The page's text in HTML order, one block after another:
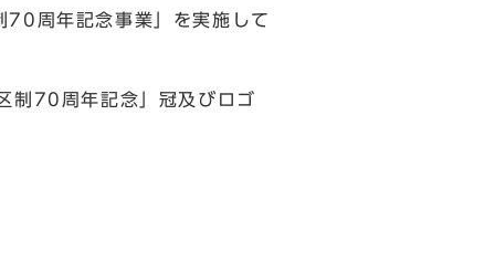
70周年記念事業」を実施して
制70周年記念」冠及びロゴ